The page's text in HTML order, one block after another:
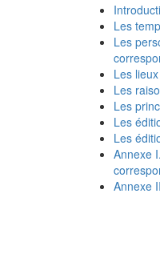
Les
Les
Les
Les
Les
Les
Les
Annexe
Annexe